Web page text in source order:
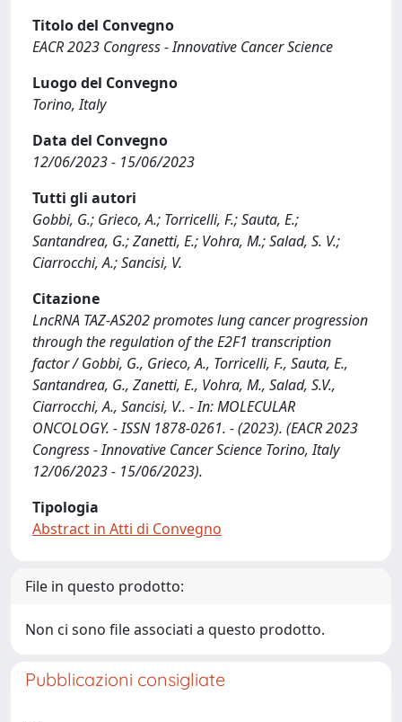
Titolo del Convegno
EACR 2023 Congress - Innovative Cancer Science
Luogo del Convegno
Torino, Italy
Data del Convegno
12/06/2023 - 15/06/2023
Tutti gli autori
Gobbi, G.; Grieco, A.; Torricelli, F.; Sauta, E.;
Santandrea, G.; Zanetti, E.; Vohra, M.; Salad, S. V.;
Ciarrocchi, A.; Sancisi, V.
Citazione
LncRNA TAZ-AS202 promotes lung cancer progression
through the regulation of the E2F1 transcription
factor / Gobbi, G., Grieco, A., Torricelli, F., Sauta, E.,
Santandrea, G., Zanetti, E., Vohra, M., Salad, S.V.,
Ciarrocchi, A., Sancisi, V.. - In: MOLECULAR
ONCOLOGY. - ISSN 1878-0261. - (2023). (EACR 2023
Congress - Innovative Cancer Science Torino, Italy
12/06/2023 - 15/06/2023).
Tipologia
Abstract in Atti di Convegno
File in questo prodotto:
Non ci sono file associati a questo prodotto.
Pubblicazioni consigliate